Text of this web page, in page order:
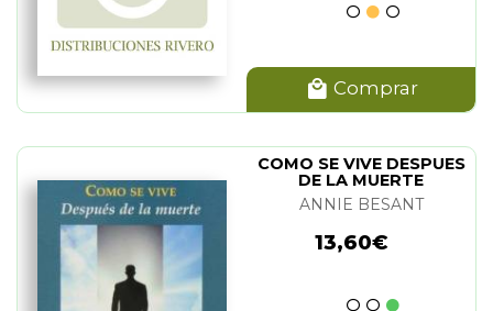
Comprar
COMO SE VIVE DESPUES
DE LA MUERTE
ANNIE BESANT
13,60€